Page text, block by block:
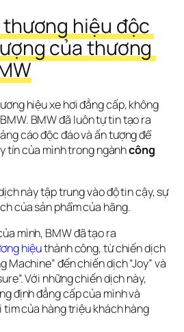
hiệu độc
của thương
hiệu xe hơi đẳng cấp, không
BMW đã luôn tự tin tạo ra
cáo độc đáo và ấn tượng để
tín của mình trong ngành công
này tập trung vào độ tin cậy, sự
của sản phẩm của hãng.
mình, BMW đã tạo ra
hiệu thành công, từ chiến dịch
Machine” đến chiến dịch “Joy” và
Với những chiến dịch này,
định đẳng cấp của mình và
của hàng triệu khách hàng